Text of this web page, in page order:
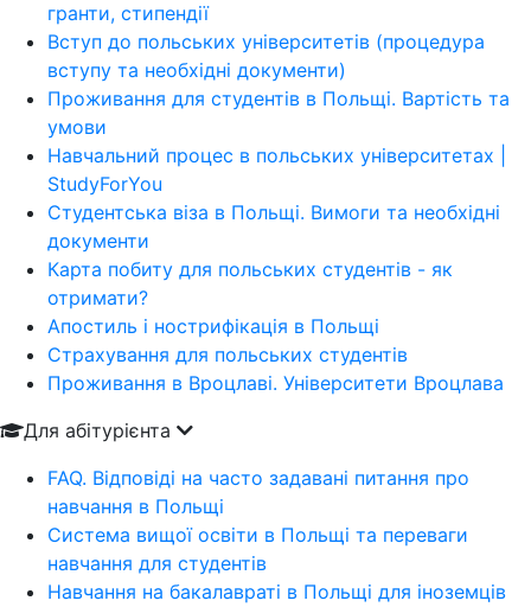
гранти, стипендії
Вступ до польських університетів (процедура
вступу та необхідні документи)
Проживання для студентів в Польщі. Вартість та
умови
Навчальний процес в польських університетах |
StudyForYou
Студентська віза в Польщі. Вимоги та необхідні
документи
Карта побиту для польських студентів - як
отримати?
Апостиль і нострифікація в Польщі
Страхування для польських студентів
Проживання в Вроцлаві. Університети Вроцлава
Для абітурієнта
FAQ. Відповіді на часто задавані питання про
навчання в Польщі
Система вищої освіти в Польщі та переваги
навчання для студентів
Навчання на бакалавраті в Польщі для іноземців